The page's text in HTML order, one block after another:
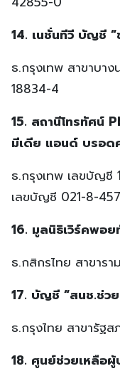
14. เนชั่นทีวี บัญชี “
ธ.กรุงเทพ สาขาบา
18834-4
15. สถานีโทรทัศน์
มีเดีย แอนด์ บรอด
ธ.กรุงเทพ เลขบัญชี
เลขบัญชี 021-8-
16. มูลนิธิเวิร์คพอย
ธ.กสิกรไทย สาขาร
17. บัญชี “สนช.ช่วย
ธ.กรุงไทย สาขารัฐ
18. ศูนย์ช่วยเหลือ